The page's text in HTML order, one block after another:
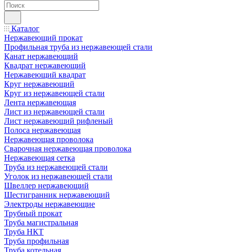
Каталог
Нержавеющий прокат
Профильная труба из нержавеющей стали
Канат нержавеющий
Квадрат нержавеющий
Нержавеющий квадрат
Круг нержавеющий
Круг из нержавеющей стали
Лента нержавеющая
Лист из нержавеющей стали
Лист нержавеющий рифленый
Полоса нержавеющая
Нержавеющая проволока
Сварочная нержавеющая проволока
Нержавеющая сетка
Труба из нержавеющей стали
Уголок из нержавеющей стали
Швеллер нержавеющий
Шестигранник нержавеющий
Электроды нержавеющие
Трубный прокат
Труба магистральная
Труба НКТ
Труба профильная
Труба котельная